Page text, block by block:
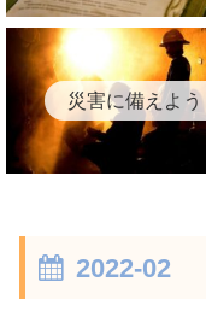
災害に備えよう
2022-02